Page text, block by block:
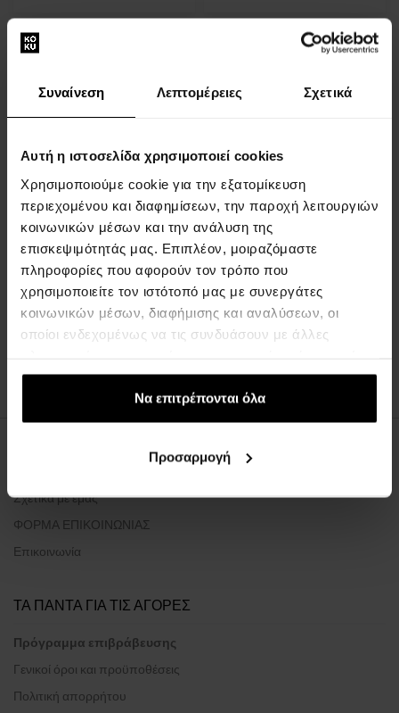
Συναίνεση Λεπτομέρειες Σχετικά
Αυτή η ιστοσελίδα χρησιμοποιεί cookies
Χρησιμοποιούμε cookie για την εξατομίκευση
περιεχομένου και διαφημίσεων, την παροχή λειτουργιών
κοινωνικών μέσων και την ανάλυση της
επισκεψιμότητάς μας. Επιπλέον, μοιραζόμαστε
πληροφορίες που αφορούν τον τρόπο που
χρησιμοποιείτε τον ιστότοπό μας με συνεργάτες
κοινωνικών μέσων, διαφήμισης και αναλύσεων, οι
οποίοι ενδεχομένως να τις συνδυάσουν με άλλες
έχουν συλλέξει σε σχέση με την από μέρους σας χρήση
των υπηρεσιών τους.Να επιτρέπονται όλα
Προσαρμογή
John Varvatos Nick Jonas
Tester
125ml -
Άμεσα διαθέσιμο
36,00 €
ΣΧΕΤΙΚΑ ΜΕ ΤΗΝ ΕΤΑΙΡΕΙΑ
Σχετικά με εμάς
ΦΟΡΜΑ ΕΠΙΚΟΙΝΩΝΙΑΣ
Επικοινωνία
ΤΑ ΠΑΝΤΑ ΓΙΑ ΤΙΣ ΑΓΟΡΕΣ
Πρόγραμμα επιβράβευσης
Γενικοί όροι και προϋποθέσεις
Πολιτική απορρήτου